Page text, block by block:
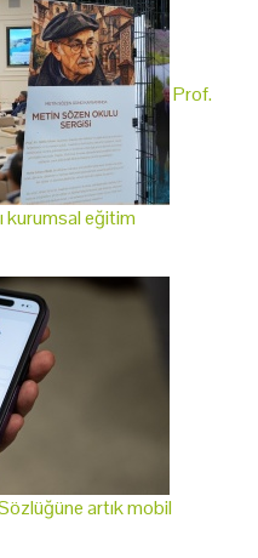
Prof.
kurumsal eğitim
artık mobil